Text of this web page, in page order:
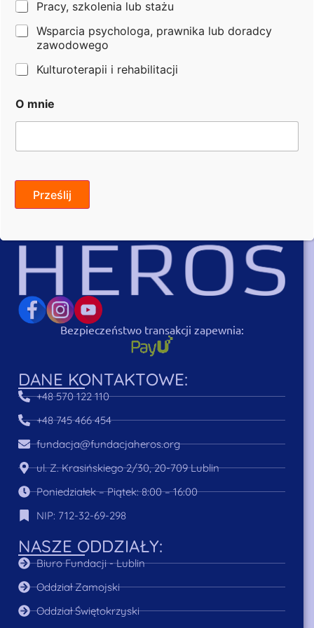
Kontakt
Numer telefonu: 539 309 781
Email: praca@fundacjaheros.org
Bezpieczeństwo transakcji zapewnia:
DANE KONTAKTOWE:
+48 570 122 110
+48 745 466 454
fundacja@fundacjaheros.org
ul. Z. Krasińskiego 2/30, 20-709 Lublin
Poniedziałek – Piątek: 8:00 – 16:00
NIP: 712-32-69-298
NASZE ODDZIAŁY:
Biuro Fundacji - Lublin
Oddział Zamojski
Oddział Świętokrzyski
e
w
ó
z
t
o
s
o
Pracy, szkolenia lub stażu
Wsparcia psychologa, prawnika lub doradcy
zawodowego
Kulturoterapii i rehabilitacji
O mnie
Prześlij